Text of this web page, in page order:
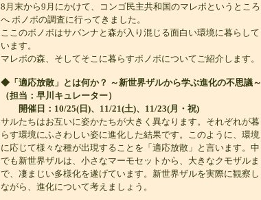
8月末から9月にかけて、コンゴ民主共和国のマレボというところ
へ ボノボの調査に行ってきました。
ここのボノボはサバンナと森が入り混じる面白い環境に暮らして
います。
マレボの森、そしてそこに暮らすボノボについてご紹介します。
◆「適応放散」とは何か？ ～新世界ザルから学ぶ進化の不思議～
（担当：早川キュレーター）
開催日：10/25(日)、11/21(土)、11/23(月・祝)
サルたちはお互いに姿かたちが大きく異なります。それぞれが暮
らす環境にふさわしい姿に進化した結果です。このように、環境
に応じて様々な種が出現することを「適応放散」と言います。中
でも新世界ザルは、小さなマーモセットから、大きなクモザルま
で、凄まじい多様化を遂げています。新世界ザルを実際に観察し
ながら、進化について考えましょう。